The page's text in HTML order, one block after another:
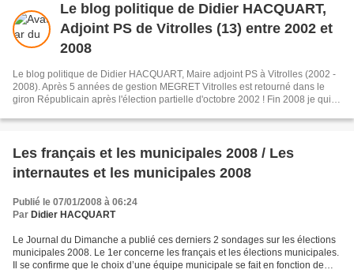
Le blog politique de Didier HACQUART,
Adjoint PS de Vitrolles (13) entre 2002 et
2008
Le blog politique de Didier HACQUART, Maire adjoint PS à Vitrolles (2002 -
2008). Après 5 années de gestion MEGRET Vitrolles est retourné dans le
giron Républicain après l'élection partielle d'octobre 2002 ! Fin 2008 je quitte
Les français et les municipales 2008 / Les
internautes et les municipales 2008
Publié le 07/01/2008 à 06:24
Par Didier HACQUART
Le Journal du Dimanche a publié ces derniers 2 sondages sur les élections
municipales 2008. Le 1er concerne les français et les élections municipales.
Il se confirme que le choix d’une équipe municipale se fait en fonction de